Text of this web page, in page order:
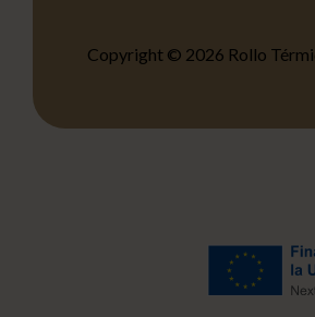
Copyright © 2026 Rollo